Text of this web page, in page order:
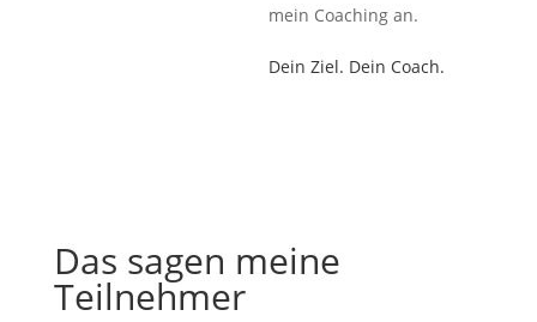
mein Coaching an.
Dein Ziel. Dein Coach.
Das sagen meine
Teilnehmer